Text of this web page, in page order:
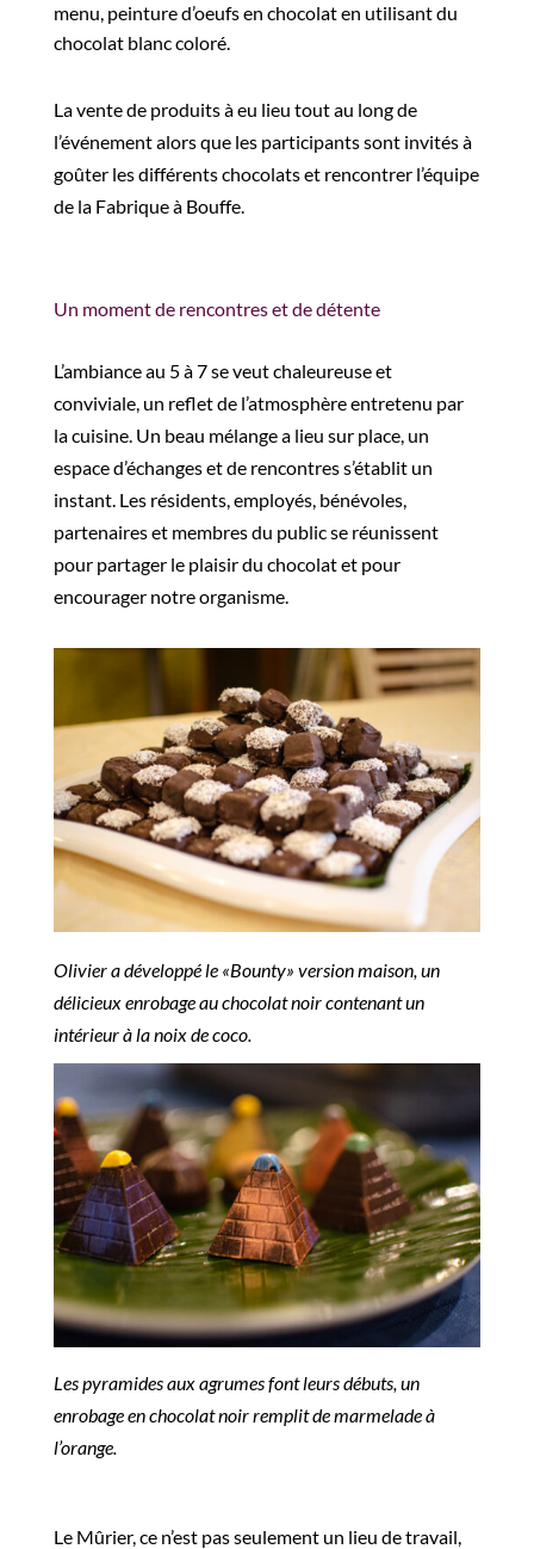
menu, peinture d’oeufs en chocolat en utilisant du
chocolat blanc coloré.
La vente de produits à eu lieu tout au long de
l’événement alors que les participants sont invités à
goûter les différents chocolats et rencontrer l’équipe
de la Fabrique à Bouffe.
Un moment de rencontres et de détente
L’ambiance au 5 à 7 se veut chaleureuse et
conviviale, un reflet de l’atmosphère entretenu par
la cuisine. Un beau mélange a lieu sur place, un
espace d’échanges et de rencontres s’établit un
instant. Les résidents, employés, bénévoles,
partenaires et membres du public se réunissent
pour partager le plaisir du chocolat et pour
encourager notre organisme.
Olivier a développé le «Bounty» version maison, un
délicieux enrobage au chocolat noir contenant un
intérieur à la noix de coco.
Les pyramides aux agrumes font leurs débuts, un
enrobage en chocolat noir remplit de marmelade à
l’orange.
Le Mûrier, ce n’est pas seulement un lieu de travail,